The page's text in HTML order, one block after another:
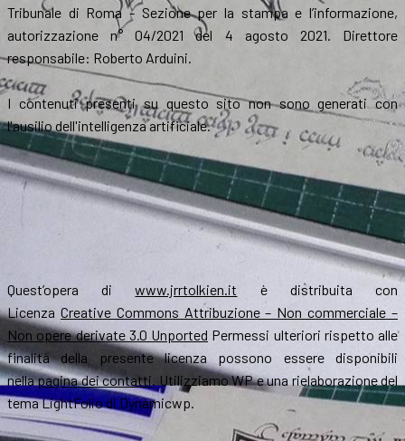
Tribunale di Roma - Sezione per la stampa e l’informazione,
autorizzazione n° 04/2021 del 4 agosto 2021. Direttore
responsabile: Roberto Arduini.
I contenuti presenti su questo sito non sono generati con
l'ausilio dell'intelligenza artificiale.
Quest’opera diwww.jrrtolkien.it è distribuita con
Licenza Creative Commons Attribuzione – Non commerciale –
Non opere derivate 3.0 Unported Permessi ulteriori rispetto alle
finalità della presente licenza possono essere disponibili
nellapagina dei contatti. Utilizziamo WP e una rielaborazione del
tema LightFolio di Dynamicwp.